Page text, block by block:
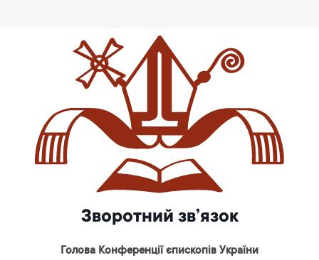
Зворотний зв’язок
Голова Конференції єпископів України